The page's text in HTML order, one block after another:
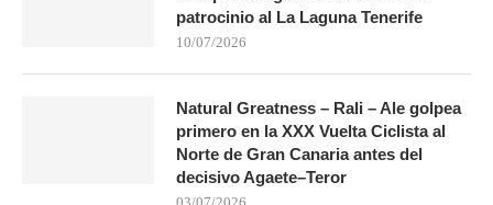
patrocinio al La Laguna Tenerife
10/07/2026
Natural Greatness – Rali – Ale golpea
primero en la XXX Vuelta Ciclista al
Norte de Gran Canaria antes del
decisivo Agaete–Teror